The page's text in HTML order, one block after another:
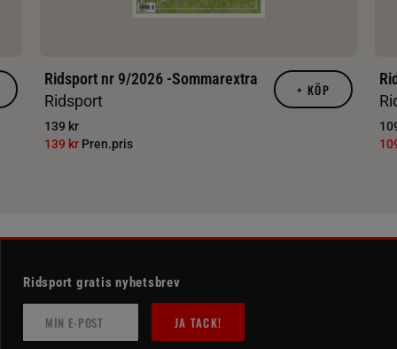
Ridsport nr 9/2026 -Sommarextra
Ridsport
139 kr
139 kr Pren.pris
+ KÖP
Ridsport gratis nyhetsbrev
JA TACK!